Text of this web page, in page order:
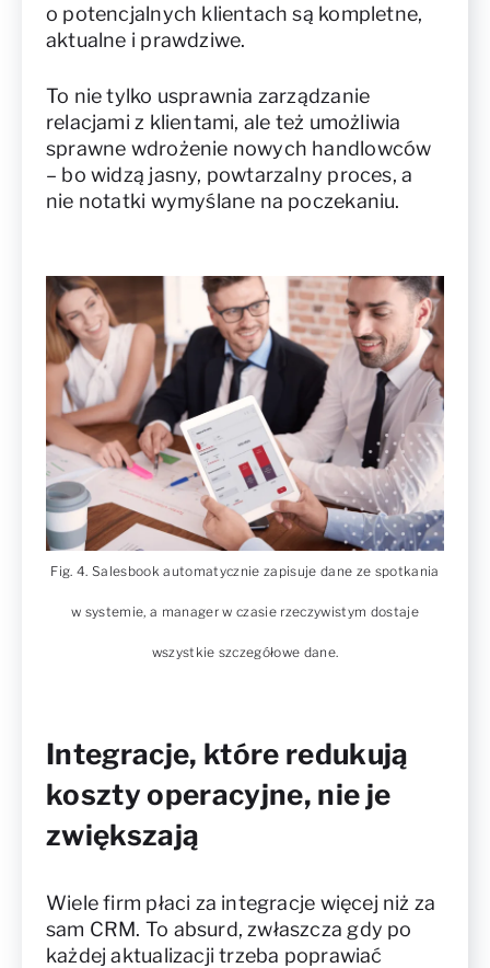
o potencjalnych klientach są kompletne,
aktualne i prawdziwe.
To nie tylko usprawnia zarządzanie
relacjami z klientami, ale też umożliwia
sprawne wdrożenie nowych handlowców
– bo widzą jasny, powtarzalny proces, a
nie notatki wymyślane na poczekaniu.
Fig. 4. Salesbook automatycznie zapisuje dane ze spotkania
w systemie, a manager w czasie rzeczywistym dostaje
wszystkie szczegółowe dane.
Integracje, które redukują
koszty operacyjne, nie je
zwiększają
Wiele firm płaci za integracje więcej niż za
sam CRM. To absurd, zwłaszcza gdy po
każdej aktualizacji trzeba poprawiać